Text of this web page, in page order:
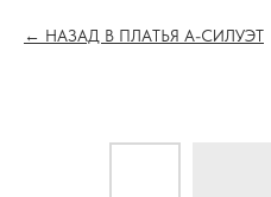
НАЗАД В ПЛАТЬЯ А-СИЛУЭТ